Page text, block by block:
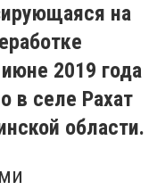
на
2019 года
в селе Рахат
области.